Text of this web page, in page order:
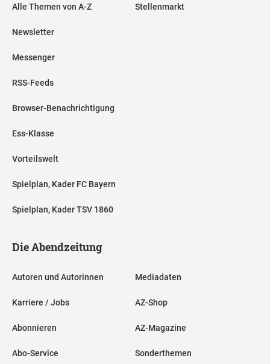
Alle Themen von A-Z
Newsletter
Messenger
RSS-Feeds
Browser-Benachrichtigung
Ess-Klasse
Vorteilswelt
Spielplan, Kader FC Bayern
Spielplan, Kader TSV 1860
Stellenmarkt
Die Abendzeitung
Autoren und Autorinnen
Karriere / Jobs
Abonnieren
Abo-Service
Mediadaten
AZ-Shop
AZ-Magazine
Sonderthemen